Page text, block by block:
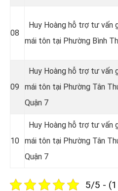
08
Huy Hoàng hỗ trợ tư vấn
mái tôn tại Phường Bình
09
Huy Hoàng hỗ trợ tư vấn
mái tôn tại Phường Tân
Quận 7
10
Huy Hoàng hỗ trợ tư vấn
mái tôn tại Phường Tân
Quận 7
5/5 -